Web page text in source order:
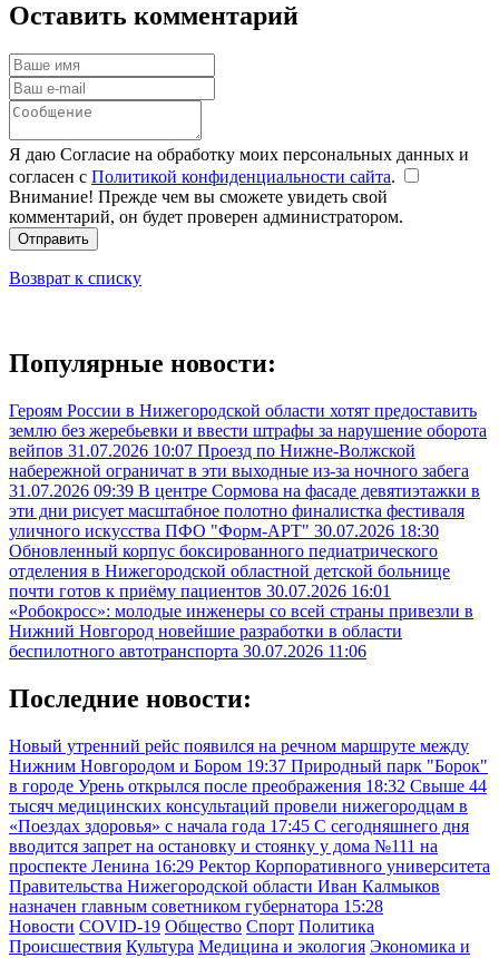
Оставить комментарий
Я даю Согласие на обработку моих персональных данных и
согласен с Политикой конфиденциальности сайта.
Внимание! Прежде чем вы сможете увидеть свой
комментарий, он будет проверен администратором.
Отправить
Возврат к списку
Популярные новости:
Героям России в Нижегородской области хотят предоставить
землю без жеребьевки и ввести штрафы за нарушение оборота
вейпов 31.07.2026 10:07 Проезд по Нижне-Волжской
набережной ограничат в эти выходные из-за ночного забега
31.07.2026 09:39 В центре Сормова на фасаде девятиэтажки в
эти дни рисует масштабное полотно финалистка фестиваля
уличного искусства ПФО "Форм-АРТ" 30.07.2026 18:30
Обновленный корпус боксированного педиатрического
отделения в Нижегородской областной детской больнице
почти готов к приёму пациентов 30.07.2026 16:01
«Робокросс»: молодые инженеры со всей страны привезли в
Нижний Новгород новейшие разработки в области
беспилотного автотранспорта 30.07.2026 11:06
Последние новости:
Новый утренний рейс появился на речном маршруте между
Нижним Новгородом и Бором 19:37 Природный парк "Борок"
в городе Урень открылся после преображения 18:32 Свыше 44
тысяч медицинских консультаций провели нижегородцам в
«Поездах здоровья» с начала года 17:45 С сегодняшнего дня
вводится запрет на остановку и стоянку у дома №111 на
проспекте Ленина 16:29 Ректор Корпоративного университета
Правительства Нижегородской области Иван Калмыков
назначен главным советником губернатора 15:28
Новости COVID-19 Общество Спорт Политика
Происшествия Культура Медицина и экология Экономика и